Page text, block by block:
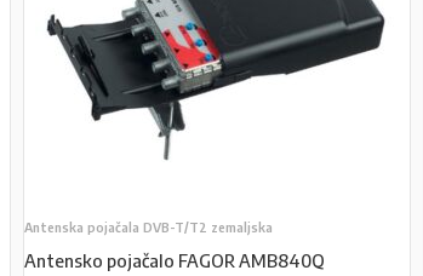
Antenska pojačala DVB-T/T2 zemaljska
Antensko pojačalo FAGOR AMB840Q